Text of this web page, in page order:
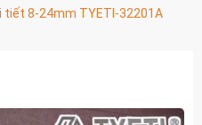
tiết 8-24mm TYETI-32201A